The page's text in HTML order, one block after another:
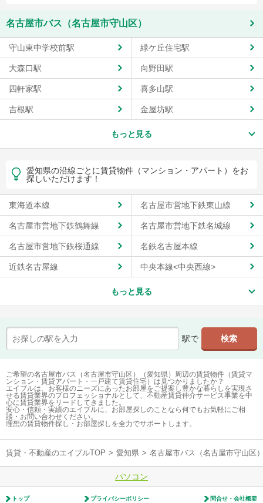
名古屋市バス（名古屋市守山区）
守山東中学校前駅 緑ケ丘住宅駅
大森口駅 向野田駅
四軒家駅 喜多山駅
吉根駅 金屋坊駅
もっと見る
愛知県の沿線ごとに賃貸物件（マンション・アパート）をお
探しいただけます！
東海道本線 名古屋市営地下鉄東山線
名古屋市営地下鉄鶴舞線 名古屋市営地下鉄名城線
名古屋市営地下鉄桜通線 名鉄名古屋本線
近鉄名古屋線 中央本線<中央西線>
もっと見る
駅で
ご希望の名古屋市バス（名古屋市守山区）（愛知県）周辺の賃貸物件（賃貸マ
ンション・賃貸アパート・一戸建て賃貸住宅）は見つかりましたか？
エイブルは、お客様のニーズにあったお部屋をご提案し豊かな暮らしを実現さ
せる賃貸業界のプロフェッショナルとして、不動産賃貸仲介サービス事業を中
心に賃貸業界をリードしてきました。
安心・信頼・実績のエイブルに、お部屋探しのことなら何でもお気軽にご相
談・お問い合わせください。
理想の賃貸物件探し・お部屋探しを全力でサポートします。
賃貸・不動産のエイブルTOP > 愛知県 > 名古屋市バス（名古屋市守山区
パソコン
トップ プライバシーポリシー 問合せ・会社概要